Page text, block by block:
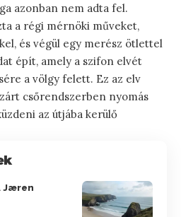
azonban nem adta fel.
a régi mérnöki műveket,
és végül egy merész ötlettel
épít, amely a szifon elvét
a völgy felett. Ez az elv
csőrendszerben nyomás
az útjába kerülő
Jæren